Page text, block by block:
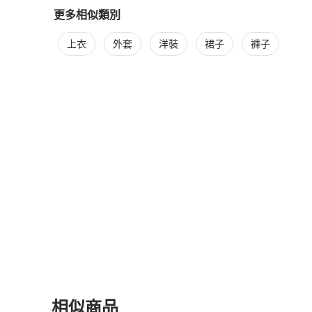
更多相似類別
更多 BURBERRY女裝相似商品推薦
上衣 外套 洋裝 裙子 褲子
相似商品